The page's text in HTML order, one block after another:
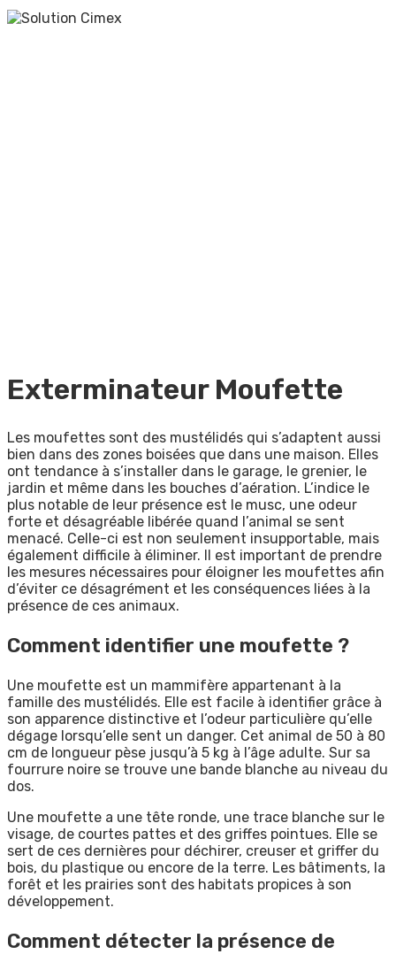
Exterminateur Moufette
Les moufettes sont des mustélidés qui s’adaptent aussi
bien dans des zones boisées que dans une maison. Elles
ont tendance à s’installer dans le garage, le grenier, le
jardin et même dans les bouches d’aération. L’indice le
plus notable de leur présence est le musc, une odeur
forte et désagréable libérée quand l’animal se sent
menacé. Celle-ci est non seulement insupportable, mais
également difficile à éliminer. Il est important de prendre
les mesures nécessaires pour éloigner les moufettes afin
d’éviter ce désagrément et les conséquences liées à la
présence de ces animaux.
Comment identifier une moufette ?
Une moufette est un mammifère appartenant à la
famille des mustélidés. Elle est facile à identifier grâce à
son apparence distinctive et l’odeur particulière qu’elle
dégage lorsqu’elle sent un danger. Cet animal de 50 à 80
cm de longueur pèse jusqu’à 5 kg à l’âge adulte. Sur sa
fourrure noire se trouve une bande blanche au niveau du
dos.
Une moufette a une tête ronde, une trace blanche sur le
visage, de courtes pattes et des griffes pointues. Elle se
sert de ces dernières pour déchirer, creuser et griffer du
bois, du plastique ou encore de la terre. Les bâtiments, la
forêt et les prairies sont des habitats propices à son
développement.
Comment détecter la présence de